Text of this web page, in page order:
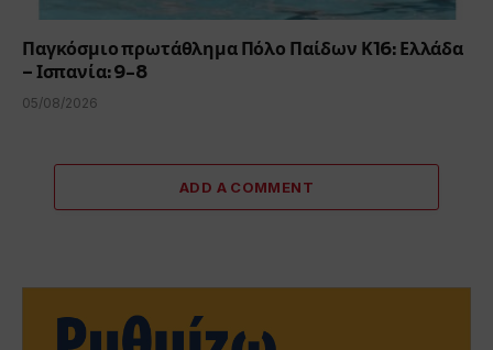
Παγκόσμιο πρωτάθλημα Πόλο Παίδων Κ16: Ελλάδα
– Ισπανία: 9-8
05/08/2026
ADD A COMMENT